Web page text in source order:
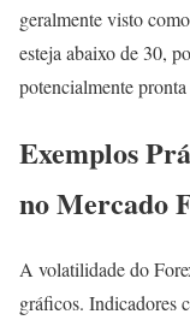
geralmente visto
esteja abaixo de 30,
potencialmente
Exemplos
no Mercado
A volatilidade do
gráficos. Indicadores